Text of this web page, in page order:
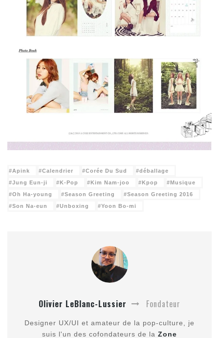
Apink Calendrier Corée Du Sud
déballage
Jung Eun-ji
K-Pop Kim Nam-joo Kpop
Musique
Oh Ha-young
Season Greeting
Season Greeting 2016
Son Na-eun
Unboxing Yoon Bo-mi
Olivier LeBlanc-Lussier Fondateur
Designer UX/UI et amateur de la pop-culture, je
suis l'un des cofondateurs de la Zone